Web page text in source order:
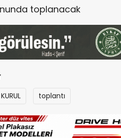
toplanacak
KURUL toplantı